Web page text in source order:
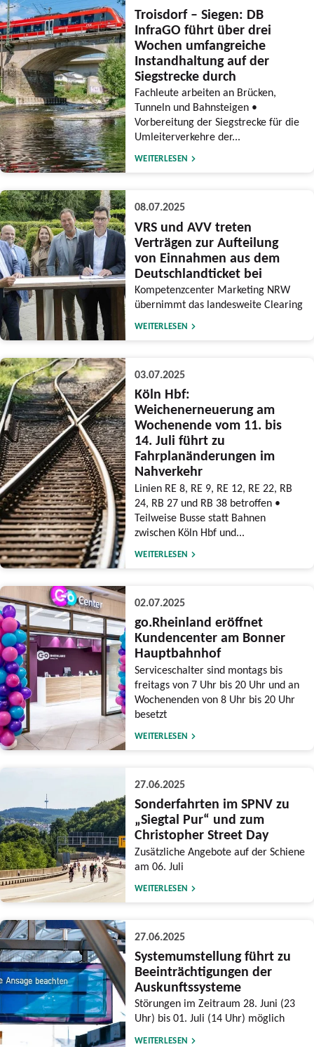
Troisdorf – Siegen: DB
InfraGO führt über drei
Wochen umfangreiche
Instandhaltung auf der
Siegstrecke durch
Fachleute arbeiten an Brücken,
Tunneln und Bahnsteigen •
Vorbereitung der Siegstrecke für die
Umleiterverkehre der...
WEITERLESEN
08.07.2025
VRS und AVV treten
Verträgen zur Aufteilung
von Einnahmen aus dem
Deutschlandticket bei
Kompetenzcenter Marketing NRW
übernimmt das landesweite Clearing
WEITERLESEN
03.07.2025
Köln Hbf:
Weichenerneuerung am
Wochenende vom 11. bis
14. Juli führt zu
Fahrplanänderungen im
Nahverkehr
Linien RE 8, RE 9, RE 12, RE 22, RB
24, RB 27 und RB 38 betroffen •
Teilweise Busse statt Bahnen
zwischen Köln Hbf und...
WEITERLESEN
02.07.2025
go.Rheinland eröffnet
Kundencenter am Bonner
Hauptbahnhof
Serviceschalter sind montags bis
freitags von 7 Uhr bis 20 Uhr und an
Wochenenden von 8 Uhr bis 20 Uhr
besetzt
WEITERLESEN
27.06.2025
Sonderfahrten im SPNV zu
„Siegtal Pur“ und zum
Christopher Street Day
Zusätzliche Angebote auf der Schiene
am 06. Juli
WEITERLESEN
27.06.2025
Systemumstellung führt zu
Beeinträchtigungen der
Auskunftssysteme
Störungen im Zeitraum 28. Juni (23
Uhr) bis 01. Juli (14 Uhr) möglich
WEITERLESEN